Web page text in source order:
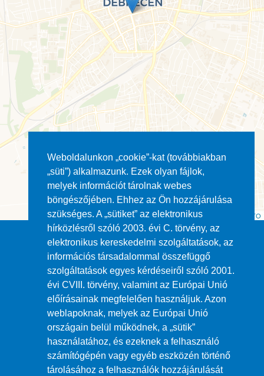
Weboldalunkon „cookie”-kat (továbbiakban
„süti”) alkalmazunk. Ezek olyan fájlok,
melyek információt tárolnak webes
böngészőjében. Ehhez az Ön hozzájárulása
szükséges. A „sütiket” az elektronikus
hírközlésről szóló 2003. évi C. törvény, az
elektronikus kereskedelmi szolgáltatások, az
információs társadalommal összefüggő
szolgáltatások egyes kérdéseiről szóló 2001.
évi CVIII. törvény, valamint az Európai Unió
előírásainak megfelelően használjuk. Azon
weblapoknak, melyek az Európai Unió
országain belül működnek, a „sütik”
használatához, és ezeknek a felhasználó
számítógépén vagy egyéb eszközén történő
tárolásához a felhasználók hozzájárulását
Leaflet| ©OpenStreetMapcontributors © CARTO
Impresszum
ÁSZF
Adatvédelem